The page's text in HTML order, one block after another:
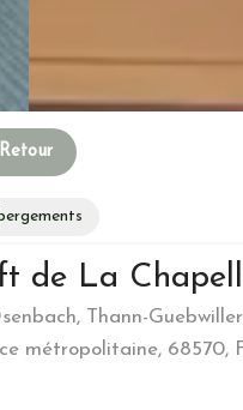
Habitation
d’hebergement :
de La
Thann-
métropolitaine, 68570,